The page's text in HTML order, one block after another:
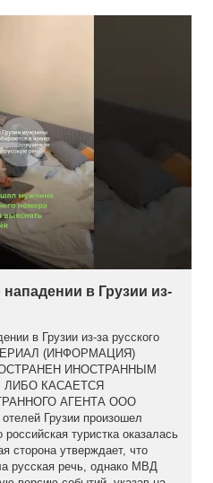
нападении в Грузии из-
в Грузии из-за русского
(ИНФОРМАЦИЯ)
ИНОСТРАННЫМ
КАСАЕТСЯ
АГЕНТА ООО
Грузии произошел
туристка оказалась
сторона утверждает, что
русская речь, однако МВД